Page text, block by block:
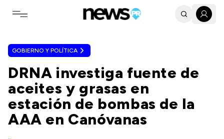
Toggle navigation menu
GOBIERNO Y POLÍTICA
DRNA investiga fuente de
aceites y grasas en
estación de bombas de la
AAA en Canóvanas